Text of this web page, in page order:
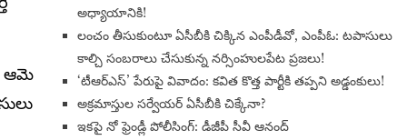
ఆమె
అధ్యాయానికి!
​లంచం తీసుకుంటూ ఏసీబీకి చిక్కిన ఎంపీడీవో, ఎంపీఓ: టపాసులు
కాల్చి సంబరాలు చేసుకున్న నర్సింహులపేట ప్రజలు!
‘టీఆర్ఎస్’ పేరుపై వివాదం: కవిత కొత్త పార్టీకి తప్పని అడ్డంకులు!
అక్రమాస్తుల సర్వేయర్ ఏసీబీకి చిక్కేనా?
ఇకపై నో ఫ్రెండ్లీ పోలీసింగ్: డీజీపీ సీవీ ఆనంద్